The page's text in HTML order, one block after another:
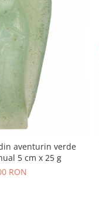
aventurin verde
5 cm x 25 g
RON